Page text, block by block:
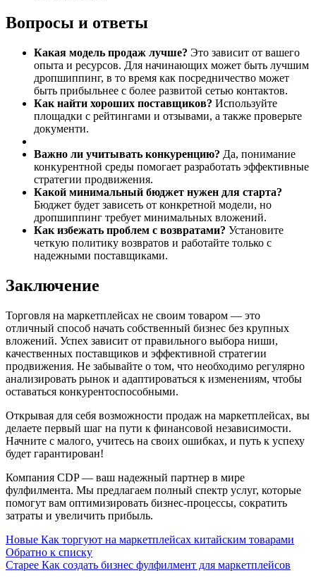
Вопросы и ответы
Какая модель продаж лучше? Это зависит от вашего
опыта и ресурсов. Для начинающих может быть лучшим
дропшиппинг, в то время как посредничество может
быть прибыльнее с более развитой сетью контактов.
Как найти хороших поставщиков? Используйте
площадки с рейтингами и отзывами, а также проверьте
документи.
Важно ли учитывать конкуренцию? Да, понимание
конкурентной среды помогает разработать эффективные
стратегии продвижения.
Какой минимальный бюджет нужен для старта?
Бюджет будет зависеть от конкретной модели, но
дропшиппинг требует минимальных вложений.
Как избежать проблем с возвратами? Установите
четкую политику возвратов и работайте только с
надежными поставщиками.
Заключение
Торговля на маркетплейсах не своим товаром — это
отличный способ начать собственный бизнес без крупных
вложений. Успех зависит от правильного выбора ниши,
качественных поставщиков и эффективной стратегии
продвижения. Не забывайте о том, что необходимо регулярно
анализировать рынок и адаптироваться к изменениям, чтобы
оставаться конкурентоспособными.
Открывая для себя возможности продаж на маркетплейсах, вы
делаете первый шаг на пути к финансовой независимости.
Начните с малого, учитесь на своих ошибках, и путь к успеху
будет гарантирован!
Компания CDP — ваш надежный партнер в мире
фулфилмента. Мы предлагаем полный спектр услуг, которые
помогут вам оптимизировать бизнес-процессы, сократить
затраты и увеличить прибыль.
Новые Как торгуют на маркетплейсах китайским товарами
Обратно к списку
Старее Как создать бизнес фулфилмент для маркетплейсов